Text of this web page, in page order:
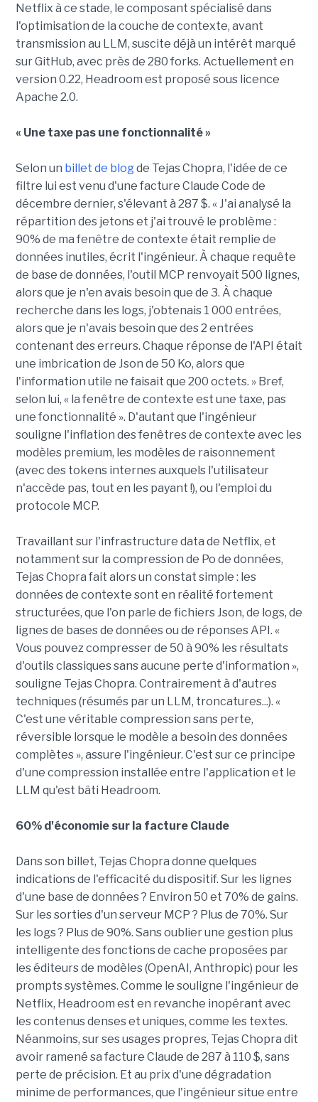
Netflix à ce stade, le composant spécialisé dans
l'optimisation de la couche de contexte, avant
transmission au LLM, suscite déjà un intérêt marqué
sur GitHub, avec près de 280 forks. Actuellement en
version 0.22, Headroom est proposé sous licence
Apache 2.0.
« Une taxe pas une fonctionnalité »
Selon un billet de blogde Tejas Chopra, l'idée de ce
filtre lui est venu d'une facture Claude Code de
décembre dernier, s'élevant à 287 $. « J'ai analysé la
répartition des jetons et j'ai trouvé le problème :
90% de ma fenêtre de contexte était remplie de
données inutiles, écrit l'ingénieur. À chaque requête
de base de données, l'outil MCP renvoyait 500 lignes,
alors que je n'en avais besoin que de 3. À chaque
recherche dans les logs, j'obtenais 1 000 entrées,
alors que je n'avais besoin que des 2 entrées
contenant des erreurs. Chaque réponse de l'API était
une imbrication de Json de 50 Ko, alors que
l'information utile ne faisait que 200 octets. » Bref,
selon lui, « la fenêtre de contexte est une taxe, pas
une fonctionnalité ». D'autant que l'ingénieur
souligne l'inflation des fenêtres de contexte avec les
modèles premium, les modèles de raisonnement
(avec des tokens internes auxquels l'utilisateur
n'accède pas, tout en les payant !), ou l'emploi du
protocole MCP.
Travaillant sur l'infrastructure data de Netflix, et
notamment sur la compression de Po de données,
Tejas Chopra fait alors un constat simple : les
données de contexte sont en réalité fortement
structurées, que l'on parle de fichiers Json, de logs, de
lignes de bases de données ou de réponses API. «
Vous pouvez compresser de 50 à 90% les résultats
d'outils classiques sans aucune perte d'information »,
souligne Tejas Chopra. Contrairement à d'autres
techniques (résumés par un LLM, troncatures...). «
C'est une véritable compression sans perte,
réversible lorsque le modèle a besoin des données
complètes », assure l'ingénieur. C'est sur ce principe
d'une compression installée entre l'application et le
LLM qu'est bâti Headroom.
60% d'économie sur la facture Claude
Dans son billet, Tejas Chopra donne quelques
indications de l'efficacité du dispositif. Sur les lignes
d'une base de données ? Environ 50 et 70% de gains.
Sur les sorties d'un serveur MCP ? Plus de 70%. Sur
les logs ? Plus de 90%. Sans oublier une gestion plus
intelligente des fonctions de cache proposées par
les éditeurs de modèles (OpenAI, Anthropic) pour les
prompts systèmes. Comme le souligne l'ingénieur de
Netflix, Headroom est en revanche inopérant avec
les contenus denses et uniques, comme les textes.
Néanmoins, sur ses usages propres, Tejas Chopra dit
avoir ramené sa facture Claude de 287 à 110 $, sans
perte de précision. Et au prix d'une dégradation
minime de performances, que l'ingénieur situe entre